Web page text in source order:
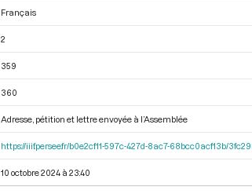
Français
2
359
360
Adresse, pétition et lettre envoyée à l’Assemblée
https://iiif.persee.fr/b0e2cf11-597c-427d-8ac7-68bcc0acf13b/
10 octobre 2024 à 23:40